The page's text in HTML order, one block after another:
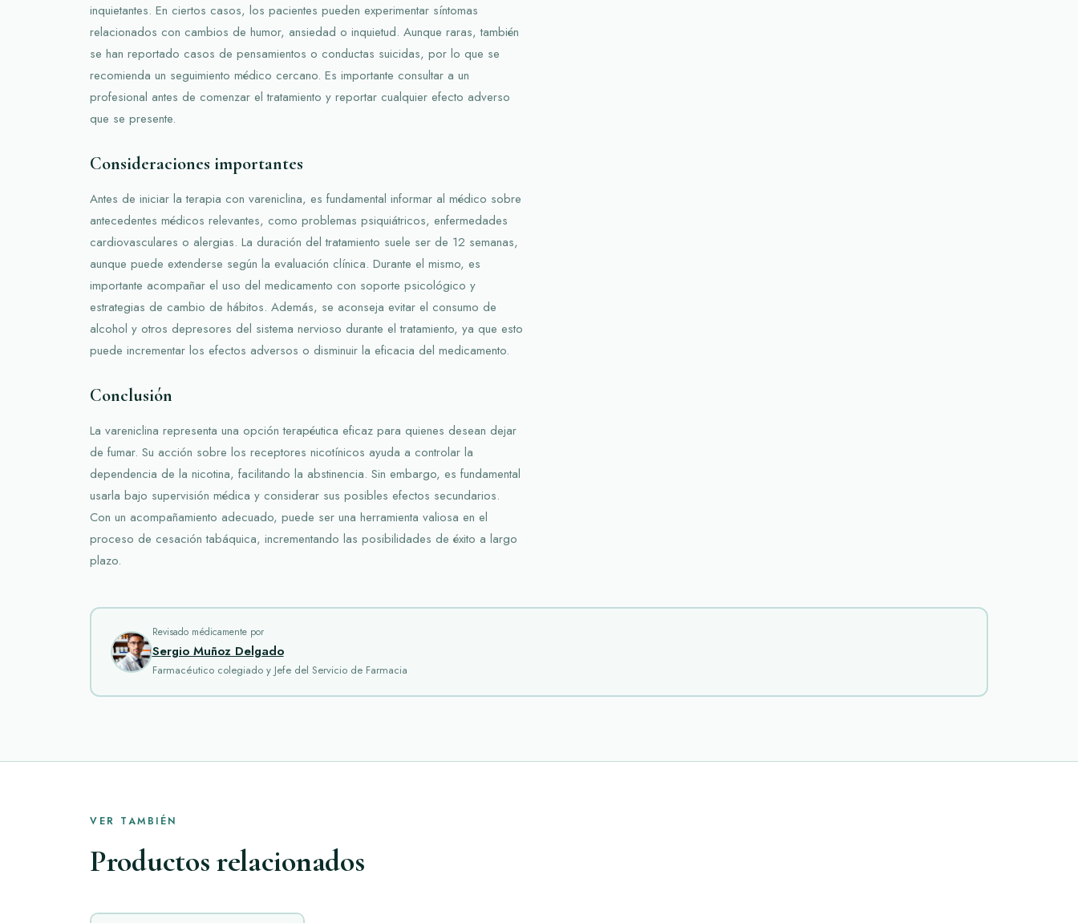
inquietantes. En ciertos casos, los pacientes pueden experimentar síntomas
relacionados con cambios de humor, ansiedad o inquietud. Aunque raras, también
se han reportado casos de pensamientos o conductas suicidas, por lo que se
recomienda un seguimiento médico cercano. Es importante consultar a un
profesional antes de comenzar el tratamiento y reportar cualquier efecto adverso
que se presente.
Consideraciones importantes
Antes de iniciar la terapia con vareniclina, es fundamental informar al médico sobre
antecedentes médicos relevantes, como problemas psiquiátricos, enfermedades
cardiovasculares o alergias. La duración del tratamiento suele ser de 12 semanas,
aunque puede extenderse según la evaluación clínica. Durante el mismo, es
importante acompañar el uso del medicamento con soporte psicológico y
estrategias de cambio de hábitos. Además, se aconseja evitar el consumo de
alcohol y otros depresores del sistema nervioso durante el tratamiento, ya que esto
puede incrementar los efectos adversos o disminuir la eficacia del medicamento.
Conclusión
La vareniclina representa una opción terapéutica eficaz para quienes desean dejar
de fumar. Su acción sobre los receptores nicotínicos ayuda a controlar la
dependencia de la nicotina, facilitando la abstinencia. Sin embargo, es fundamental
usarla bajo supervisión médica y considerar sus posibles efectos secundarios.
Con un acompañamiento adecuado, puede ser una herramienta valiosa en el
proceso de cesación tabáquica, incrementando las posibilidades de éxito a largo
plazo.
Revisado médicamente por
Sergio Muñoz Delgado
Farmacéutico colegiado y Jefe del Servicio de Farmacia
VER TAMBIÉN
Productos relacionados